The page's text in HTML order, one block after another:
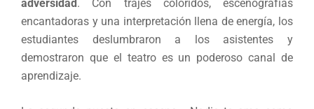
adversidad . Con trajes coloridos, escenografías
encantadoras y una interpretación llena de energía, los
estudiantes deslumbraron a los asistentes y
demostraron que el teatro es un poderoso canal de
aprendizaje.